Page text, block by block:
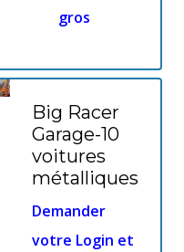
gros
Big Racer
Garage-10
voitures
métalliques
Demander
votre Login et